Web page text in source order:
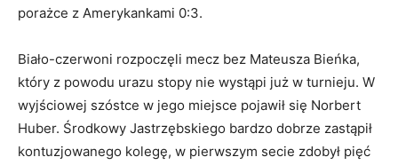
porażce z Amerykankami 0:3.
Biało-czerwoni rozpoczęli mecz bez Mateusza Bieńka,
który z powodu urazu stopy nie wystąpi już w turnieju. W
wyjściowej szóstce w jego miejsce pojawił się Norbert
Huber. Środkowy Jastrzębskiego bardzo dobrze zastąpił
kontuzjowanego kolegę, w pierwszym secie zdobył pięć